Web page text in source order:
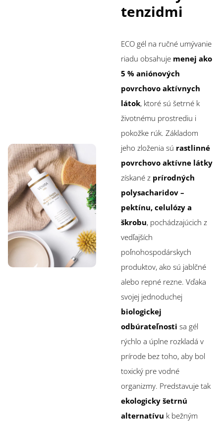
tenzidmi
ECO gél na ručné umývanie
riadu obsahuje menej ako
5 % aniónových
povrchovo aktívnych
látok, ktoré sú šetrné k
životnému prostrediu i
pokožke rúk. Základom
jeho zloženia sú rastlinné
povrchovo aktívne látky
získané z prírodných
polysacharidov –
pektínu, celulózy a
škrobu, pochádzajúcich z
vedľajších
poľnohospodárskych
produktov, ako sú jablčné
alebo repné rezne. Vďaka
svojej jednoduchej
biologickej
odbúrateľnosti sa gél
rýchlo a úplne rozkladá v
prírode bez toho, aby bol
toxický pre vodné
organizmy. Predstavuje tak
ekologicky šetrnú
alternatívu k bežným